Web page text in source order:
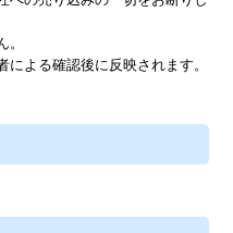
。
による確認後に反映されます。